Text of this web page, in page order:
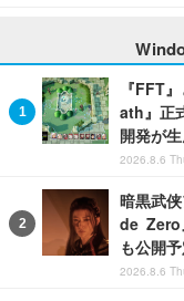
『FFT
ath』正
開発が
2026.8.6
暗黒武
de Zero
も公開予
2026.8.6